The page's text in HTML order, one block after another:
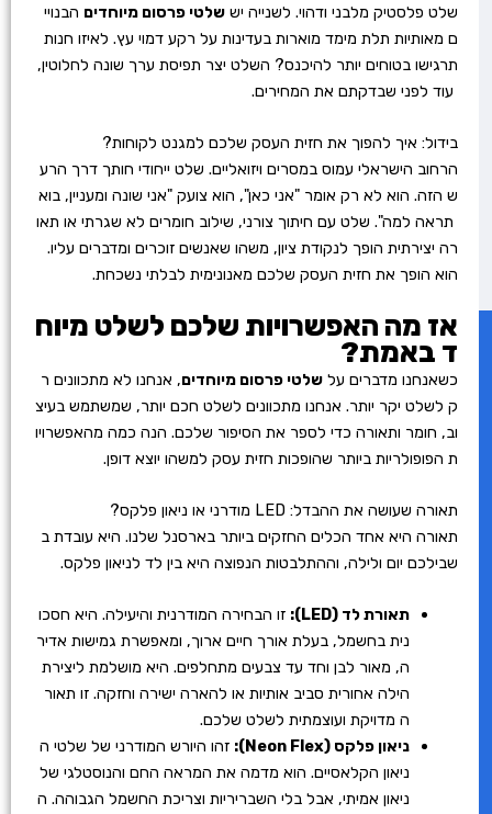
שלט פלסטיק מלבני ודהוי. לשנייה יששלטי פרסום מיוחדיםהבנויי
ם מאותיות תלת מימד מוארות בעדינות על רקע דמוי עץ. לאיזו חנות
תרגישו בטוחים יותר להיכנס? השלט יצר תפיסת ערך שונה לחלוטין,
עוד לפני שבדקתם את המחירים.
בידול: איך להפוך את חזית העסק שלכם למגנט לקוחות?
הרחוב הישראלי עמוס במסרים ויזואליים. שלט ייחודי חותך דרך הרע
ש הזה. הוא לא רק אומר "אני כאן", הוא צועק "אני שונה ומעניין, בוא
תראה למה". שלט עם חיתוך צורני, שילוב חומרים לא שגרתי או תאו
רה יצירתית הופך לנקודת ציון, משהו שאנשים זוכרים ומדברים עליו.
הוא הופך את חזית העסק שלכם מאנונימית לבלתי נשכחת.
אז מה האפשרויות שלכם לשלט מיוח
ד באמת?
כשאנחנו מדברים עלשלטי פרסום מיוחדים, אנחנו לא מתכוונים ר
ק לשלט יקר יותר. אנחנו מתכוונים לשלט חכם יותר, שמשתמש בעיצ
וב, חומר ותאורה כדי לספר את הסיפור שלכם. הנה כמה מהאפשרויו
ת הפופולריות ביותר שהופכות חזית עסק למשהו יוצא דופן.
תאורה שעושה את ההבדל: LED מודרני או ניאון פלקס?
תאורה היא אחד הכלים החזקים ביותר בארסנל שלנו. היא עובדת ב
שבילכם יום ולילה, וההתלבטות הנפוצה היא בין לד לניאון פלקס.
תאורת לד (LED):
זו הבחירה המודרנית והיעילה. היא חסכו
נית בחשמל, בעלת אורך חיים ארוך, ומאפשרת גמישות אדיר
ה, מאור לבן וחד עד צבעים מתחלפים. היא מושלמת ליצירת
הילה אחורית סביב אותיות או להארה ישירה וחזקה. זו תאור
ה מדויקת ועוצמתית לשלט שלכם.
ניאון פלקס (Neon Flex):
זהו היורש המודרני של שלטי ה
ניאון הקלאסיים. הוא מדמה את המראה החם והנוסטלגי של
ניאון אמיתי, אבל בלי השבריריות וצריכת החשמל הגבוהה. ה